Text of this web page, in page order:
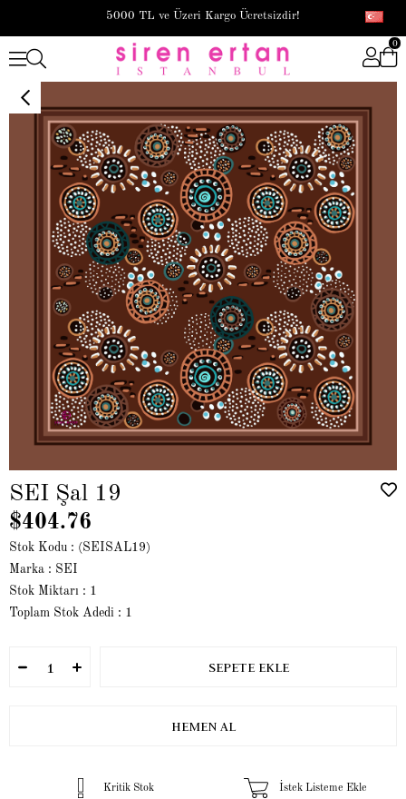
5000 TL ve Üzeri Kargo Ücretsizdir!
0
SEI Şal 19
$404.76
Stok Kodu
(SEISAL19)
Marka : SEI
Stok Miktarı : 1
Toplam Stok Adedi : 1
Kritik Stok İstek Listeme Ekle